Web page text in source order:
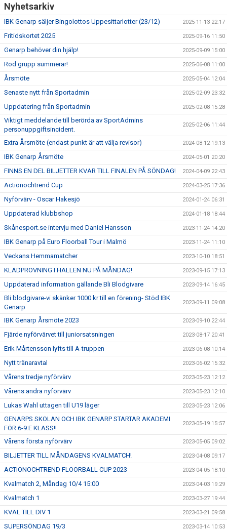
Nyhetsarkiv
IBK Genarp säljer Bingolottos Uppesittarlotter (23/12) 2025-11-13 22:17
Fritidskortet 2025 2025-09-16 11:50
Genarp behöver din hjälp! 2025-09-09 15:00
Röd grupp summerar! 2025-06-08 11:00
Årsmöte 2025-05-04 12:04
Senaste nytt från Sportadmin 2025-02-09 23:32
Uppdatering från Sportadmin 2025-02-08 15:28
Viktigt meddelande till berörda av SportAdmins
personuppgiftsincident.
2025-02-06 11:44
Extra Årsmöte (endast punkt är att välja revisor) 2024-08-12 19:13
IBK Genarp Årsmöte 2024-05-01 20:20
FINNS EN DEL BILJETTER KVAR TILL FINALEN PÅ SÖNDAG! 2024-04-09 22:43
Actionochtrend Cup 2024-03-25 17:36
Nyförvärv - Oscar Hakesjö 2024-01-24 06:31
Uppdaterad klubbshop 2024-01-18 18:44
Skånesport.se intervju med Daniel Hansson 2023-11-24 14:20
IBK Genarp på Euro Floorball Tour i Malmö 2023-11-24 11:10
Veckans Hemmamatcher 2023-10-10 18:51
KLÄDPROVNING I HALLEN NU PÅ MÅNDAG! 2023-09-15 17:13
Uppdaterad information gällande Bli Blodgivare 2023-09-14 16:45
Bli blodgivare-vi skänker 1000 kr till en förening- Stöd IBK
Genarp
2023-09-11 09:08
IBK Genarp Årsmöte 2023 2023-09-10 22:44
Fjärde nyförvärvet till juniorsatsningen 2023-08-17 20:41
Erik Mårtensson lyfts till A-truppen 2023-06-08 10:14
Nytt tränaravtal 2023-06-02 15:32
Vårens tredje nyförvärv 2023-05-23 12:12
Vårens andra nyförvärv 2023-05-23 12:10
Lukas Wahl uttagen till U19 läger 2023-05-23 12:06
GENARPS SKOLAN OCH IBK GENARP STARTAR AKADEMI
FÖR 6-9:E KLASS!!
2023-05-19 15:57
Vårens första nyförvärv 2023-05-05 09:02
BILJETTER TILL MÅNDAGENS KVALMATCH! 2023-04-08 09:17
ACTIONOCHTREND FLOORBALL CUP 2023 2023-04-05 18:10
Kvalmatch 2, Måndag 10/4 15:00 2023-04-03 19:29
Kvalmatch 1 2023-03-27 19:44
KVAL TILL DIV 1 2023-03-21 09:58
SUPERSÖNDAG 19/3 2023-03-14 10:53